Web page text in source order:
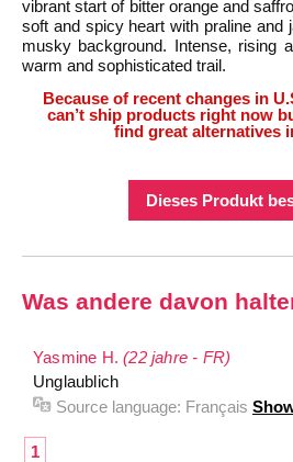
vibrant start of bitter orange and
soft and spicy heart with praline and
musky background. Intense, rising
warm and sophisticated trail.
Because of recent changes in
can’t ship products right now
find great alternatives
Dieses Produkt
Was andere davon
Yasmine H.(22 jahre - FR)
Unglaublich
Source language: Français
1